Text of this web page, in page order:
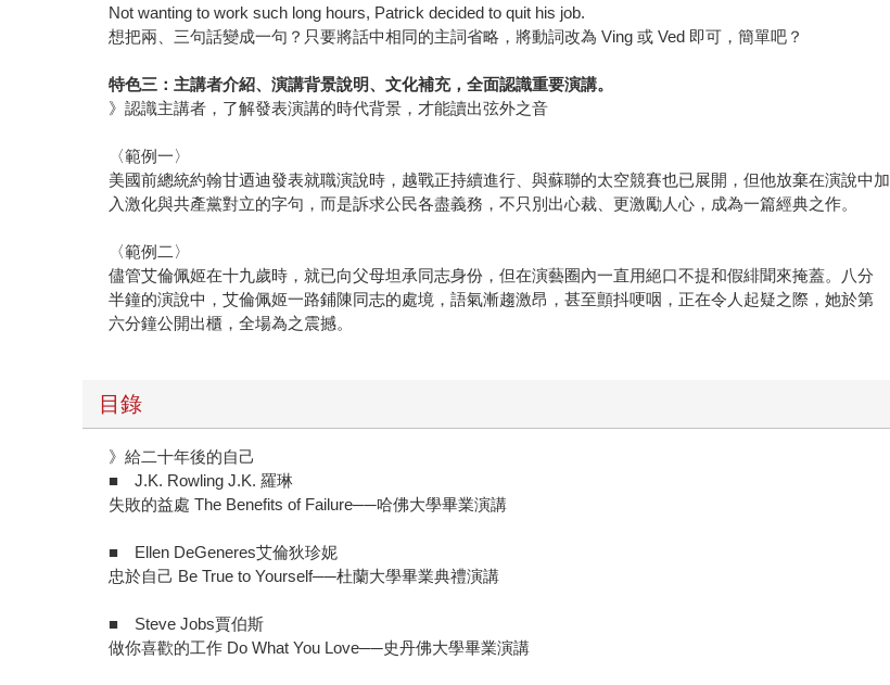
Not wanting to work such long hours, Patrick decided to quit his job.
想把兩、三句話變成一句？只要將話中相同的主詞省略，將動詞改為 Ving 或 Ved 即可，簡單吧？
特色三：主講者介紹、演講背景說明、文化補充，全面認識重要演講。
》認識主講者，了解發表演講的時代背景，才能讀出弦外之音
〈範例一〉
美國前總統約翰甘迺迪發表就職演說時，越戰正持續進行、與蘇聯的太空競賽也已展開，但他放棄在演說中加
入激化與共產黨對立的字句，而是訴求公民各盡義務，不只別出心裁、更激勵人心，成為一篇經典之作。
〈範例二〉
儘管艾倫佩姬在十九歲時，就已向父母坦承同志身份，但在演藝圈內一直用絕口不提和假緋聞來掩蓋。八分
半鐘的演說中，艾倫佩姬一路鋪陳同志的處境，語氣漸趨激昂，甚至顫抖哽咽，正在令人起疑之際，她於第
六分鐘公開出櫃，全場為之震撼。
目錄
》給二十年後的自己
■ J.K. Rowling J.K. 羅琳
失敗的益處 The Benefits of Failure──哈佛大學畢業演講
■ Ellen DeGeneres艾倫狄珍妮
忠於自己 Be True to Yourself──杜蘭大學畢業典禮演講
■ Steve Jobs賈伯斯
做你喜歡的工作 Do What You Love──史丹佛大學畢業演講